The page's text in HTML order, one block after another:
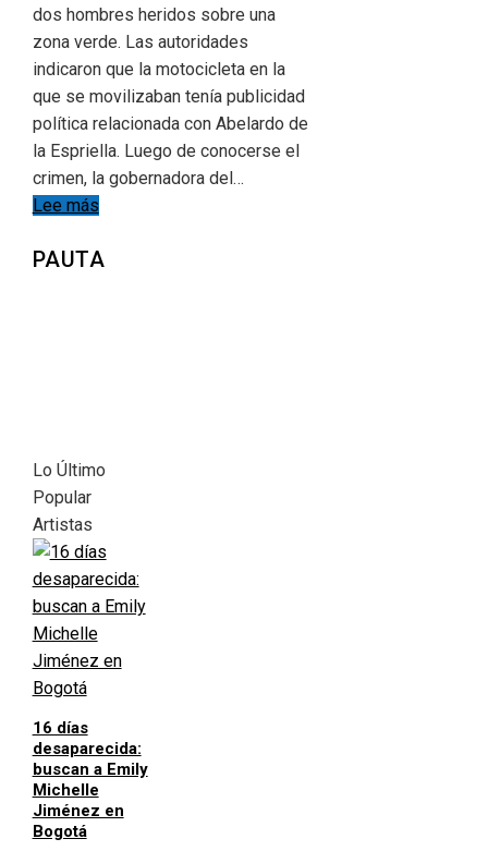
dos hombres heridos sobre una
zona verde. Las autoridades
indicaron que la motocicleta en la
que se movilizaban tenía publicidad
política relacionada con Abelardo de
la Espriella. Luego de conocerse el
crimen, la gobernadora del…
Lee más
PAUTA
Lo Último
Popular
Artistas
16 días
desaparecida:
buscan a Emily
Michelle
Jiménez en
Bogotá